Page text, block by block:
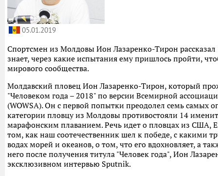
05.01.2019
Спортсмен из Молдовы Ион Лазаренко-Тирон рассказал
знает, через какие испытания ему пришлось пройти,
мирового сообщества.
Молдавский пловец Ион Лазаренко-Тирон, который
"Человеком года – 2018" по версии Всемирной
(WOWSA). Он с первой попытки преодолел семь самых
категории пловцу из Молдовы противостояли 14
марафонским плаванием. Речь идет о пловцах из США,
том, как наш соотечественник шел к победе, с какими
водах морей и океанов, о том, что его вдохновляет, а
него после получения титула "Человек года", Ион
эксклюзивном интервью Sputnik.